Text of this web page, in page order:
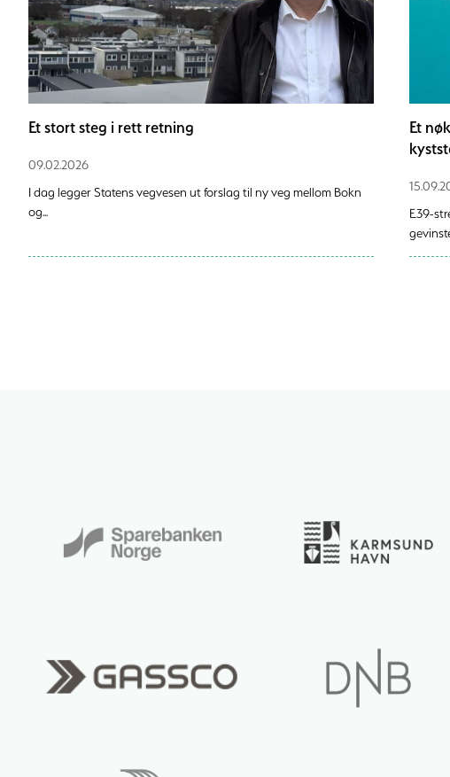
Et stort steg i rett retning
09.02.2026
I dag legger Statens vegvesen ut forslag til ny veg mellom Bokn
og...
Et
E39-